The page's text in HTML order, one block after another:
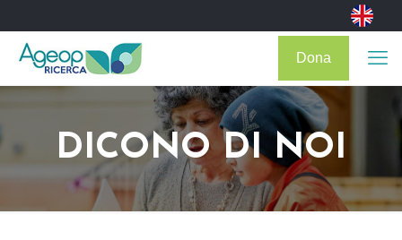
Dona
DICONO DI NOI